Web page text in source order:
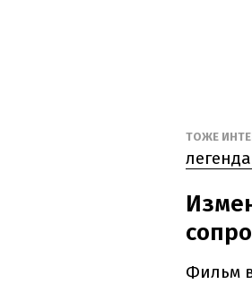
ТОЖЕ
Фильм